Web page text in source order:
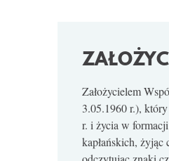
Założycielem
3.05.1960 r.), który
r. i życia w
kapłańskich, żyjąc